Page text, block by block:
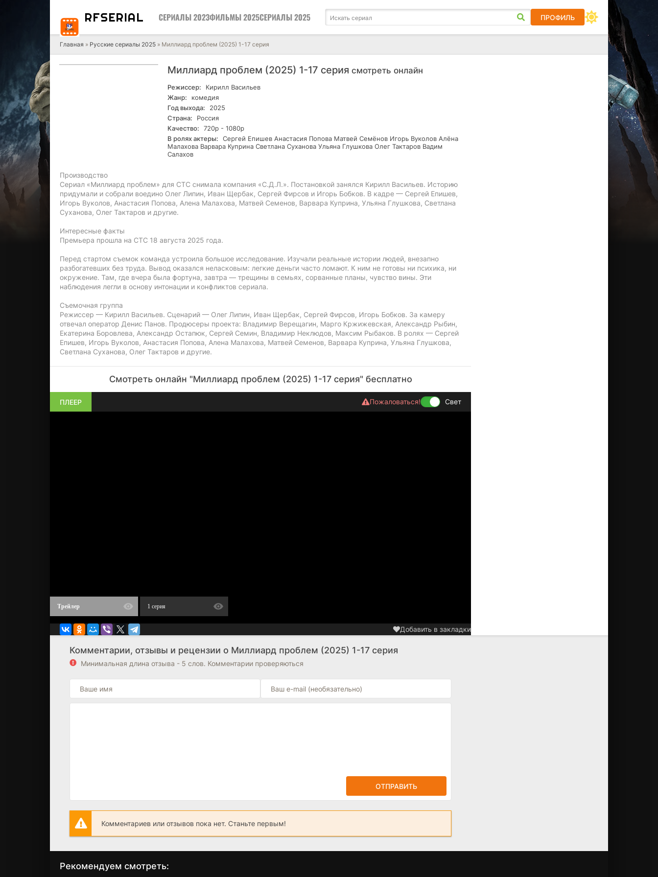
RFSERIAL СЕРИАЛЫ 2023ФИЛЬМЫ 2025СЕРИАЛЫ 2025 ПРОФИЛЬ
Главная » Русские сериалы 2025 » Миллиард проблем (2025) 1-17 серия
Миллиард проблем (2025) 1-17 серия смотреть онлайн
Режиссер:
Кирилл Васильев
Жанр:
комедия
Год выхода:
2025
Страна:
Россия
Качество:
720р - 1080р
В ролях актеры:
Сергей Епишев Анастасия Попова Матвей Семёнов Игорь Вуколов Алёна
Малахова Варвара Куприна Светлана Суханова Ульяна Глушкова Олег Тактаров Вадим
Салахов
Производство
Сериал «Миллиард проблем» для СТС снимала компания «С.Д.Л.». Постановкой занялся Кирилл Васильев. Историю
придумали и собрали воедино Олег Липин, Иван Щербак, Сергей Фирсов и Игорь Бобков. В кадре — Сергей Епишев,
Игорь Вуколов, Анастасия Попова, Алена Малахова, Матвей Семенов, Варвара Куприна, Ульяна Глушкова, Светлана
Суханова, Олег Тактаров и другие.
Интересные факты
Премьера прошла на СТС 18 августа 2025 года.
Перед стартом съемок команда устроила большое исследование. Изучали реальные истории людей, внезапно
разбогатевших без труда. Вывод оказался неласковым: легкие деньги часто ломают. К ним не готовы ни психика, ни
окружение. Там, где вчера была фортуна, завтра — трещины в семьях, сорванные планы, чувство вины. Эти
наблюдения легли в основу интонации и конфликтов сериала.
Съемочная группа
Режиссер — Кирилл Васильев. Сценарий — Олег Липин, Иван Щербак, Сергей Фирсов, Игорь Бобков. За камеру
отвечал оператор Денис Панов. Продюсеры проекта: Владимир Верещагин, Марго Кржижевская, Александр Рыбин,
Екатерина Боровлева, Александр Остапюк, Сергей Семин, Владимир Неклюдов, Максим Рыбаков. В ролях — Сергей
Епишев, Игорь Вуколов, Анастасия Попова, Алена Малахова, Матвей Семенов, Варвара Куприна, Ульяна Глушкова,
Светлана Суханова, Олег Тактаров и другие.
Смотреть онлайн "Миллиард проблем (2025) 1-17 серия" бесплатно
ПЛЕЕР Пожаловаться! Свет
Трейлер 1 серия
Добавить в закладки
Комментарии, отзывы и рецензии о Миллиард проблем (2025) 1-17 серия
Минимальная длина отзыва - 5 слов. Комментарии проверяються
ОТПРАВИТЬ
Комментариев или отзывов пока нет. Станьте первым!
Рекомендуем смотреть: